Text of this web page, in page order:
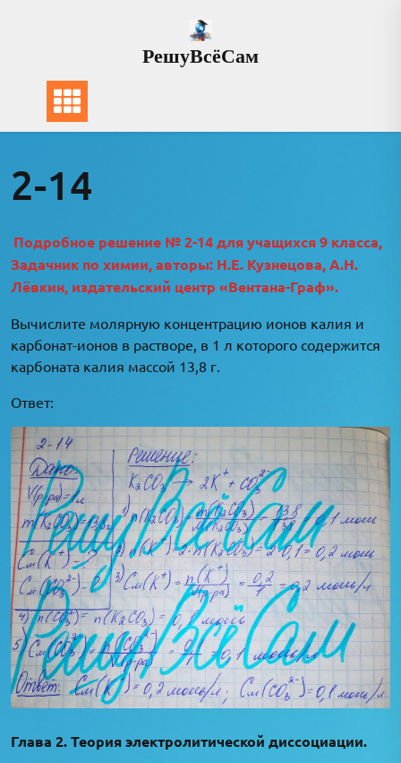
РешуВсёСам
2-14
Подробное решение № 2-14 для учащихся 9 класса,
Задачник по химии, авторы: Н.Е. Кузнецова, А.Н.
Лёвкин, издательский центр «Вентана-Граф».
Вычислите молярную концентрацию ионов калия и
карбонат-ионов в растворе, в 1 л которого содержится
карбоната калия массой 13,8 г.
Ответ:
Глава 2. Теория электролитической диссоциации.